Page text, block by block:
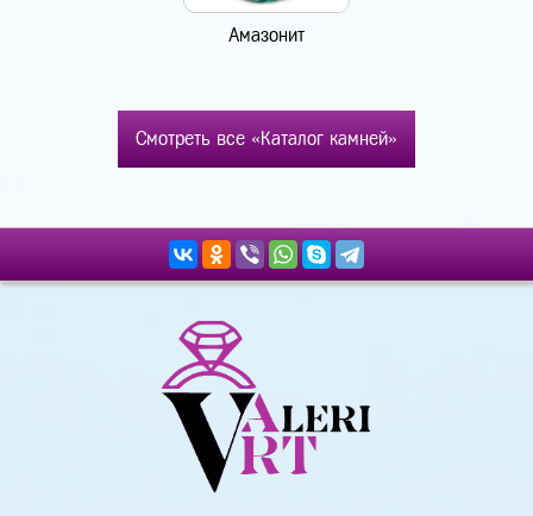
Амазонит
Смотреть все «Каталог камней»